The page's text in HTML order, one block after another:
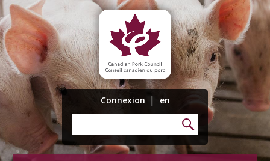
Connexion | en